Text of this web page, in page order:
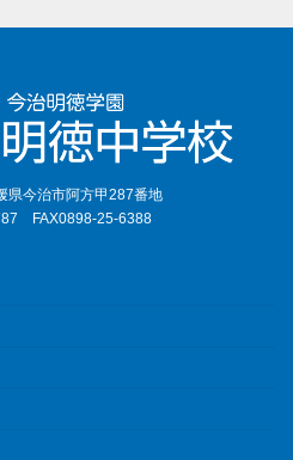
今治市阿方甲287番地
FAX0898-25-6388